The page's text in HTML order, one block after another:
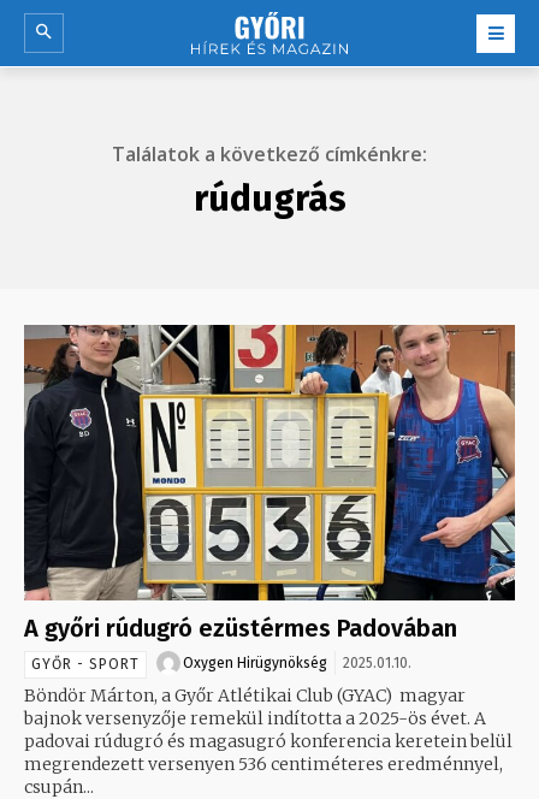
Találatok a következő címkénkre:
rúdugrás
A győri rúdugró ezüstérmes Padovában
GYŐR - SPORT Oxygen Hirügynökség 2025.01.10.
Böndör Márton, a Győr Atlétikai Club (GYAC) magyar
bajnok versenyzője remekül indította a 2025-ös évet. A
padovai rúdugró és magasugró konferencia keretein belül
megrendezett versenyen 536 centiméteres eredménnyel,
csupán...